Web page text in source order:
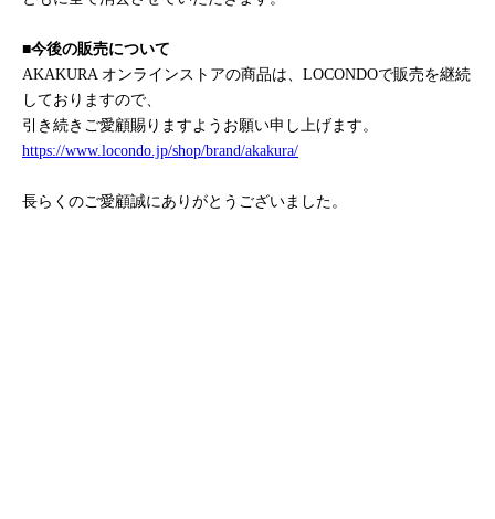
■今後の販売について
AKAKURA オンラインストアの商品は、LOCONDOで販売を継続
しておりますので、
引き続きご愛顧賜りますようお願い申し上げます。
https://www.locondo.jp/shop/brand/akakura/
長らくのご愛顧誠にありがとうございました。